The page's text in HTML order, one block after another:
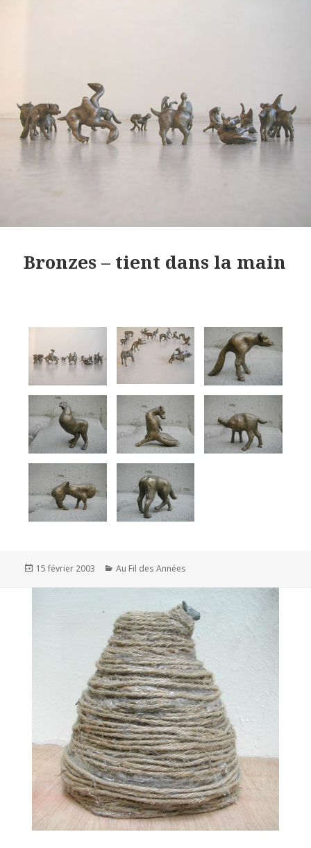
Bronzes – tient dans la main
Publié
15 février 2003 Catégories
Au Fil des Années